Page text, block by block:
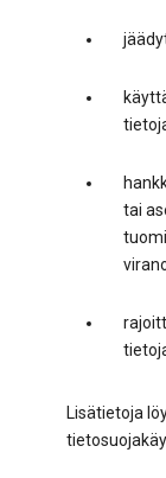
tai
Lisätietoja